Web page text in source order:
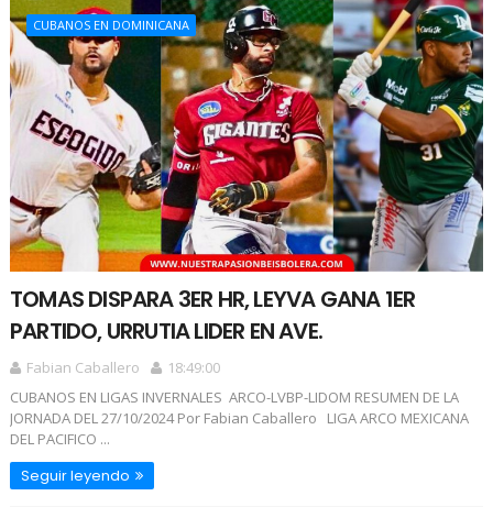
CUBANOS EN DOMINICANA
TOMAS DISPARA 3ER HR, LEYVA GANA 1ER
PARTIDO, URRUTIA LIDER EN AVE.
Fabian Caballero
18:49:00
CUBANOS EN LIGAS INVERNALES ARCO-LVBP-LIDOM RESUMEN DE LA
JORNADA DEL 27/10/2024 Por Fabian Caballero LIGA ARCO MEXICANA
DEL PACIFICO ...
Seguir leyendo